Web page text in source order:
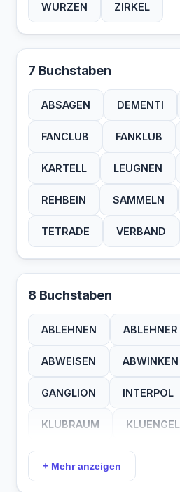
WURZEN ZIRKEL
7 Buchstaben
ABSAGEN DEMENTI
FANCLUB FANKLUB
KARTELL LEUGNEN
REHBEIN SAMMELN
TETRADE VERBAND
8 Buchstaben
ABLEHNEN ABLEHNER
ABWEISEN ABWINKEN
GANGLION INTERPOL
KLUBRAUM KLUENGEL
NEGIEREN
+ Mehr anzeigen